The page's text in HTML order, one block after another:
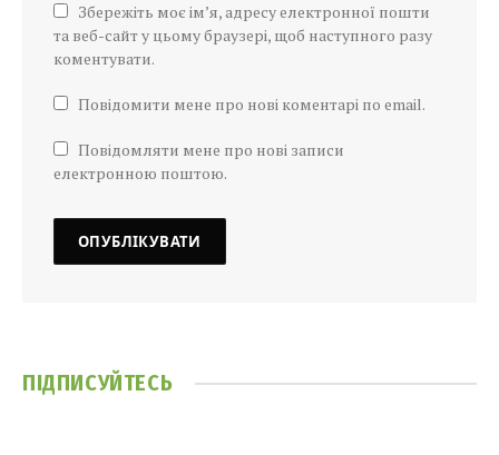
Збережіть моє ім’я, адресу електронної пошти
та веб-сайт у цьому браузері, щоб наступного разу
коментувати.
Повідомити мене про нові коментарі по email.
Повідомляти мене про нові записи
електронною поштою.
ПІДПИСУЙТЕСЬ